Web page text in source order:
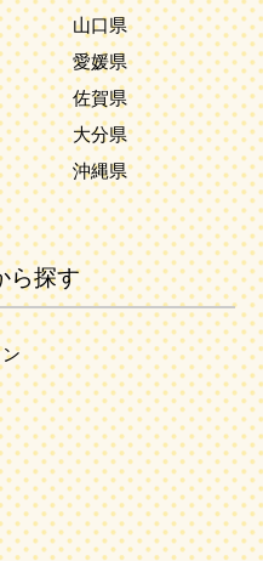
山口県
愛媛県
佐賀県
大分県
沖縄県
ら探す